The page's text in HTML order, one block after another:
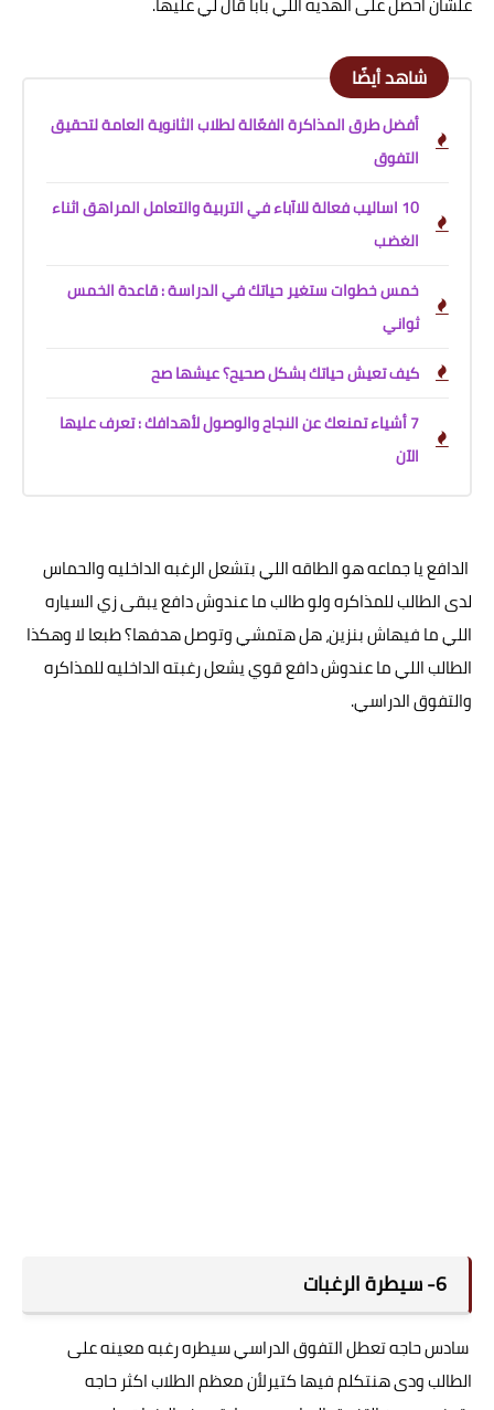
شاهد أيضًا
أفضل طرق المذاكرة الفعّالة لطلاب الثانوية العامة لتحقيق
التفوق
10 اساليب فعالة للاآباء في التربية والتعامل المراهق اثناء
الغضب
خمس خطوات ستغير حياتك في الدراسة : قاعدة الخمس
ثواني
كيف تعيش حياتك بشكل صحيح؟ عيشها صح
7 أشياء تمنعك عن النجاح والوصول لأهدافك : تعرف عليها
الآن
الدافع يا جماعه هو الطاقه اللي بتشعل الرغبه الداخليه والحماس
لدى الطالب للمذاكره ولو طالب ما عندوش دافع يبقى زي السياره
اللي ما فيهاش بنزين، هل هتمشي وتوصل هدفها؟ طبعا لا وهكذا
الطالب اللي ما عندوش دافع قوي يشعل رغبته الداخليه للمذاكره
والتفوق الدراسي.
6- سيطرة الرغبات
سادس حاجه تعطل التفوق الدراسي سيطره رغبه معينه على
الطالب ودى هنتكلم فيها كتيرلأن معظم الطلاب اكثر حاجه